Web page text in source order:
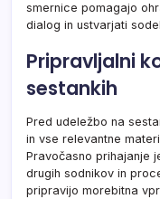
smernice pomagajo
dialog in ustvarjati
Pripravljalni
sestankih
Pred udeležbo na
in vse relevantne
Pravočasno prihajanje
drugih sodnikov in
pripravijo morebitna